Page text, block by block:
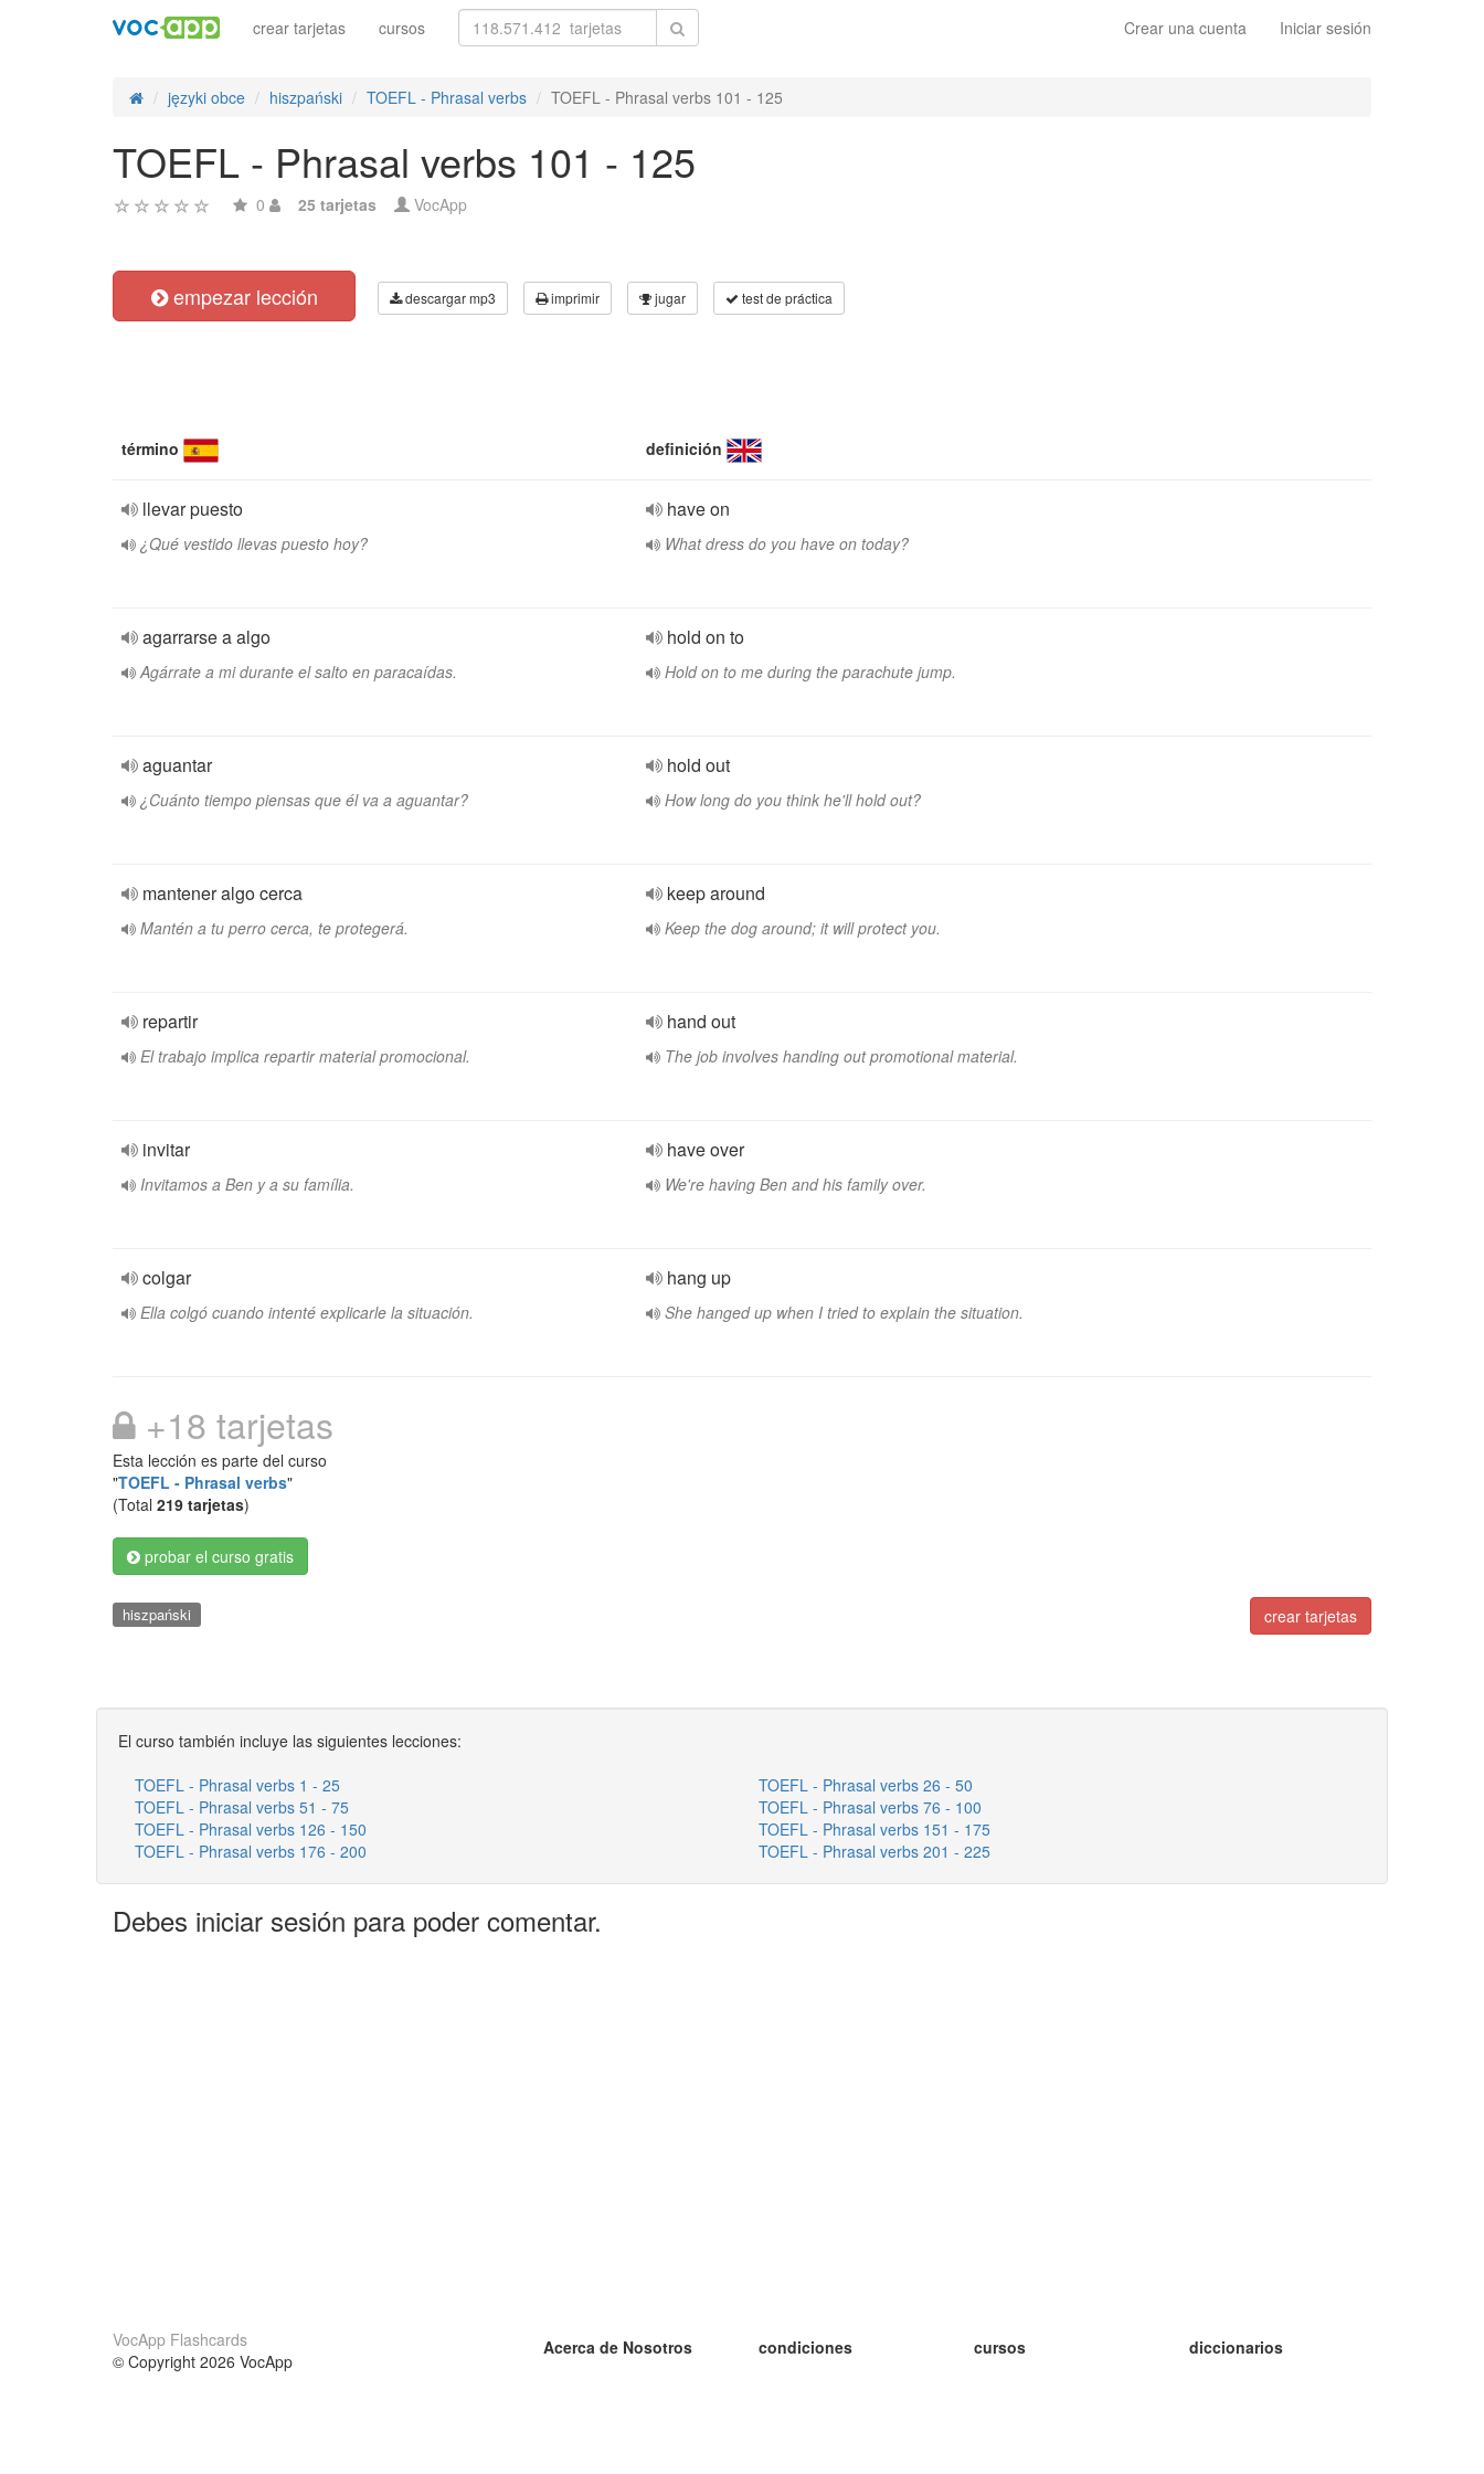
Crear una cuenta Iniciar sesión
crear tarjetas cursos
języki obce hiszpański TOEFL - Phrasal verbs TOEFL - Phrasal verbs 101 - 125
TOEFL - Phrasal verbs 101 - 125
0 25 tarjetas VocApp
empezar lección descargar mp3 imprimir jugar test de práctica
término definición
llevar puesto
¿Qué vestido llevas puesto hoy?
have on
What dress do you have on today?
agarrarse a algo
Agárrate a mi durante el salto en paracaídas.
hold on to
Hold on to me during the parachute jump.
aguantar
¿Cuánto tiempo piensas que él va a aguantar?
hold out
How long do you think he'll hold out?
mantener algo cerca
Mantén a tu perro cerca, te protegerá.
keep around
Keep the dog around; it will protect you.
repartir
El trabajo implica repartir material promocional.
hand out
The job involves handing out promotional material.
invitar
Invitamos a Ben y a su família.
have over
We're having Ben and his family over.
colgar
Ella colgó cuando intenté explicarle la situación.
hang up
She hanged up when I tried to explain the situation.
+18 tarjetas
Esta lección es parte del curso
"TOEFL - Phrasal verbs"
(Total 219 tarjetas)
probar el curso gratis
crear tarjetas
hiszpański
El curso también incluye las siguientes lecciones:
TOEFL - Phrasal verbs 1 - 25
TOEFL - Phrasal verbs 26 - 50
TOEFL - Phrasal verbs 51 - 75
TOEFL - Phrasal verbs 76 - 100
TOEFL - Phrasal verbs 126 - 150
TOEFL - Phrasal verbs 151 - 175
TOEFL - Phrasal verbs 176 - 200
TOEFL - Phrasal verbs 201 - 225
Debes iniciar sesión para poder comentar.
VocApp Flashcards
© Copyright 2026 VocApp
Acerca de Nosotros
condiciones
cursos
diccionarios